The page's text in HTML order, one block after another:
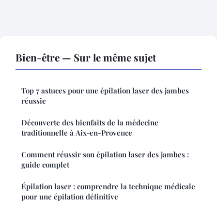
Bien-être — Sur le même sujet
Top 7 astuces pour une épilation laser des jambes
réussie
Découverte des bienfaits de la médecine
traditionnelle à Aix-en-Provence
Comment réussir son épilation laser des jambes :
guide complet
Épilation laser : comprendre la technique médicale
pour une épilation définitive